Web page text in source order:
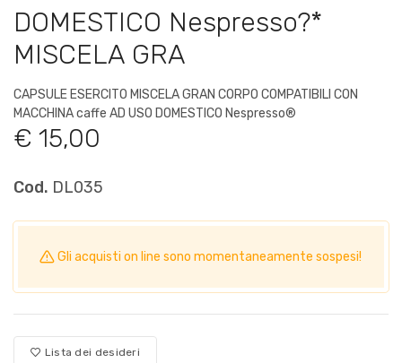
DOMESTICO Nespresso?*
MISCELA GRA
CAPSULE ESERCITO MISCELA GRAN CORPO COMPATIBILI CON
MACCHINA caffe AD USO DOMESTICO Nespresso®
€ 15,00
Cod. DL035
Gli acquisti on line sono momentaneamente sospesi!
Lista dei desideri